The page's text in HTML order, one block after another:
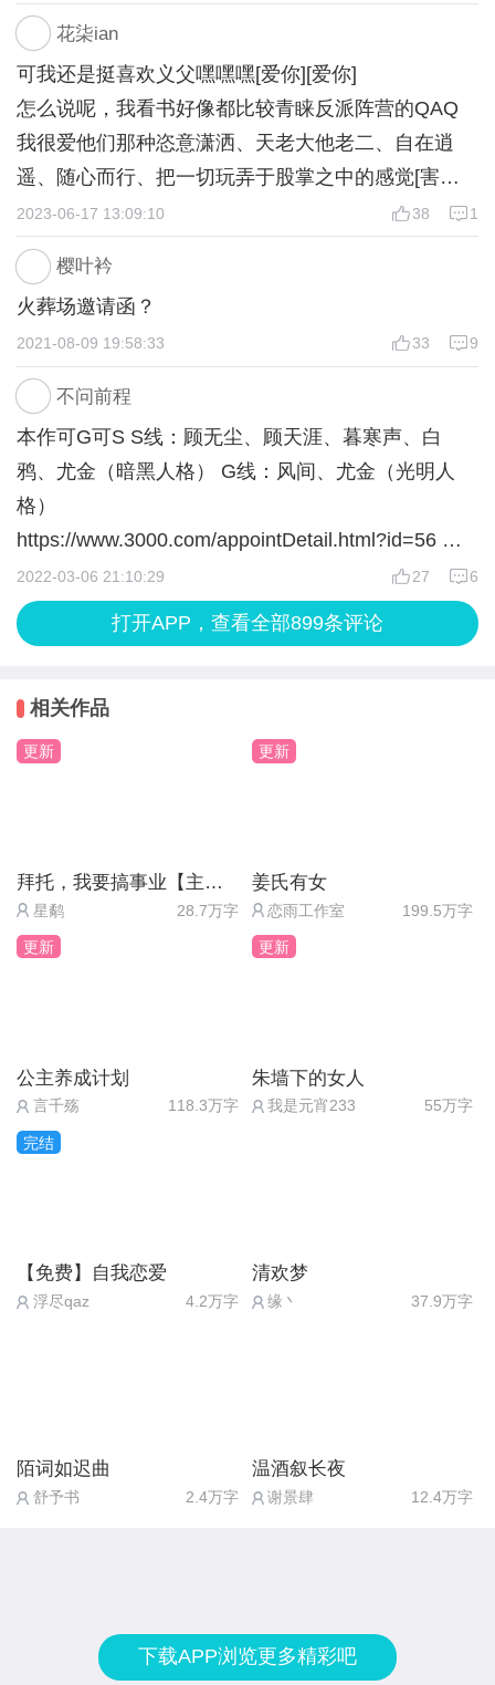
5. 婉拒 （顾无尘好感＋10）
收下
6. 和他对视 （顾无尘好感＋10）
继续教书
7. 回家吧 （顾无尘好感＋10）
你怎么了
8. 是 （顾无尘好感＋10）
不是 （顾无尘好感－100）
9. 是因为我
10. 心跳加速 （白鸦好感＋10）
无感
11. 他真好看 （白鸦好感＋10）
下一次再买
12. 不想离开 （白鸦好感＋10）
离开怀抱
13. 先言其他 （白鸦好感＋10）
开门见山
注意：1.白鸦和尤金需要特殊道具方可攻略
2.在商店购买道具后，请到背包点击使用才会生效
3.购买一次花瓣可获得3120花瓣，520花瓣兑换一张
男主信封，信封目前没有写完，还在施工中。
最后再次感谢各位小可爱的支持！
花柒ian
可我还是挺喜欢义父嘿嘿嘿[爱你][爱你]
怎么说呢，我看书好像都比较青睐反派阵营的QAQ
我很爱他们那种恣意潇洒、天老大他老二、自在逍
遥、随心而行、把一切玩弄于股掌之中的感觉[害羞]
[害羞]
每次刷义父和言言互动的情节总是很动心呜呜呜，我
就总有一种感觉，白鸦身上似乎有种亦正亦邪的气
质。他并不是单纯的为了称霸世界还是什么，他更偏
向于找乐子。这种性格给我的感觉比较偏向于叛逆的
孩子，知错不改，举止乖张。除此之外，他也会在某
些时刻体现一种……类似嫉妒谁报复谁的心理，我猜
他曾在童年或者某个尚未明辨是非的年纪受到过一些
事情的影响，导致他成了现在的性格（在这里很值得
跑题一下的就是作者大大太会挑立绘了）白鸦的那张
脸好看到人神共愤！每次我想稍稍谴责他一下的时候
总是被他的美貌俘获[捂脸]……
虽然白鸦现在很坏，但我真的很好奇他爱上言言后是
人摆布的人，后期言言知道了白鸦的真面目后，他不
会坐以待毙的！言言是主角中的主角，他会瓦解或善
总之就是，你们懂我意思吗，他这么儒雅温柔的人会
很宠爱人的吧！他这么强大的能力如果能够用来守护
世界……大家想象一下那个场面！[加油][加油][加油]
跟原著对不上……别打我！打也别打脸！QAQ）
1
38
2023-06-17 13:09:10
樱叶衿
火葬场邀请函？
9
33
2021-08-09 19:58:33
不问前程
本作可G可S S线：顾无尘、顾天涯、暮寒声、白
鸦、尤金（暗黑人格） G线：风间、尤金（光明人
格）
https://www.3000.com/appointDetail.html?id=56 也
可以查看之前的预约界面
6
27
2022-03-06 21:10:29
打开APP，查看全部899条评论
相关作品
更新
拜托，我要搞事业【主线免费】
星鹬 28.7万字
更新
姜氏有女
恋雨工作室 199.5万字
更新
公主养成计划
言千殇 118.3万字
更新
朱墙下的女人
我是元宵233 55万字
完结
【免费】自我恋爱
浮尽qaz 4.2万字
清欢梦
缘丶 37.9万字
陌词如迟曲
舒予书 2.4万字
温酒叙长夜
谢景肆 12.4万字
下载APP浏览更多精彩吧